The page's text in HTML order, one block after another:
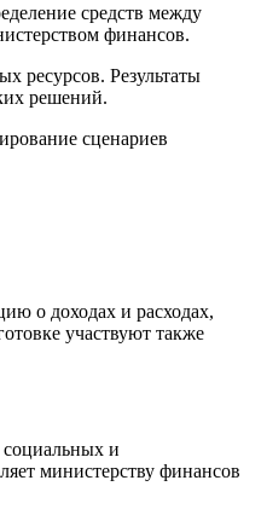
средств между
финансов.
ресурсов. Результаты
решений.
сценариев
о доходах и расходах,
участвуют также
и
министерству финансов